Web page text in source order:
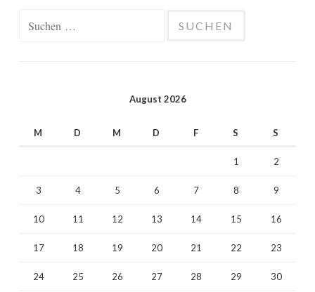
August 2026
M D M D F S S
1 2
3 4 5 6 7 8 9
10 11 12 13 14 15 16
17 18 19 20 21 22 23
24 25 26 27 28 29 30